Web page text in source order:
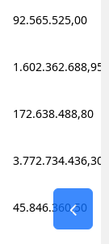
92.565.525,00
1.602.362.688,95
172.638.488,80
3.772.734.436,30
45.846.360,50